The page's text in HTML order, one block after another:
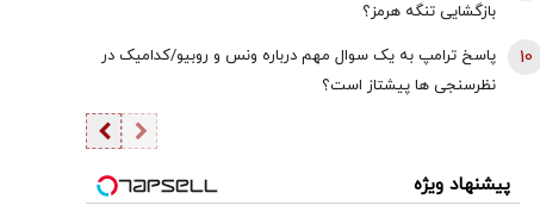
بازگشایی تنگه هرمز؟
پاسخ ترامپ به یک سوال مهم درباره ونس و روبیو/کدامیک در
نظرسنجی ها پیشتاز است؟
10
پیشنهاد ویژه